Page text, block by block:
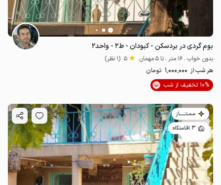
750٬000ت
بوم گردی در بردسکن - کبودان - ط۲ - واحد۲
بدون خواب . 16 متر . تا 5 مهمان 5 (1 نظر)
هر شب از 1٬000٬000 تومان
10% تخفیف از شب
مـمـتــــــاز
3 اقامتگاه